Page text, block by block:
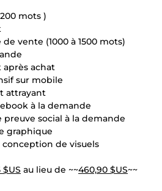
mots )
vente (1000 à 1500 mots)
achat
sur mobile
attrayant
à la demande
social à la demande
graphique
conception de visuels
$US au lieu de ~~460,90 $US~~